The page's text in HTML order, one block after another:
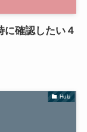
確認したい４
Hulu